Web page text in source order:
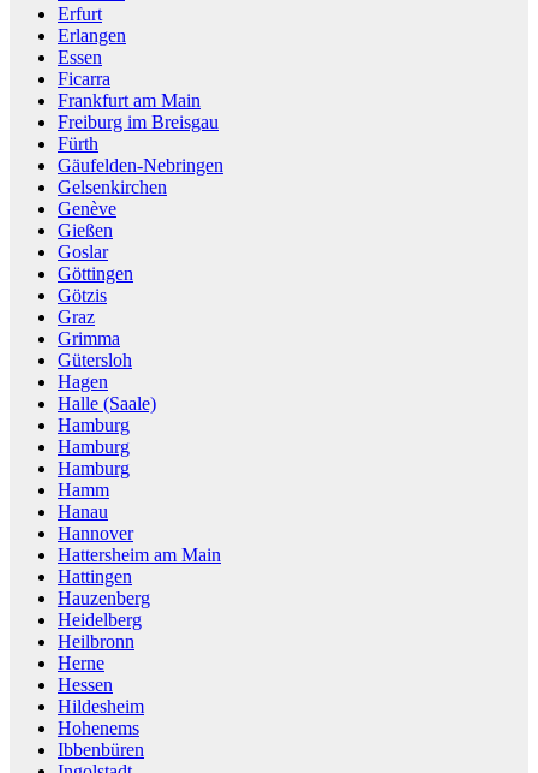
Erfurt
Erlangen
Essen
Ficarra
Frankfurt am Main
Freiburg im Breisgau
Fürth
Gäufelden-Nebringen
Gelsenkirchen
Genève
Gießen
Goslar
Göttingen
Götzis
Graz
Grimma
Gütersloh
Hagen
Halle (Saale)
Hamburg
Hamburg
Hamburg
Hamm
Hanau
Hannover
Hattersheim am Main
Hattingen
Hauzenberg
Heidelberg
Heilbronn
Herne
Hessen
Hildesheim
Hohenems
Ibbenbüren